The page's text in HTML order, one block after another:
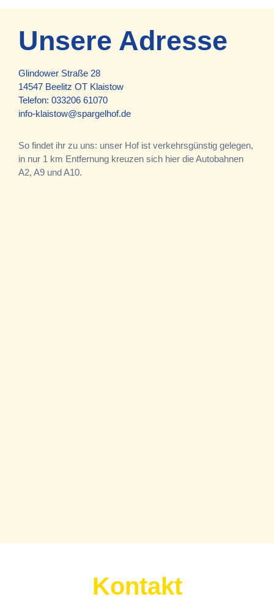
Unsere Adresse
Glindower Straße 28
14547 Beelitz OT Klaistow
Telefon: 033206 61070
info-klaistow@spargelhof.de
So findet ihr zu uns: unser Hof ist verkehrsgünstig gelegen,
in nur 1 km Entfernung kreuzen sich hier die Autobahnen
A2, A9 und A10.
Kontakt